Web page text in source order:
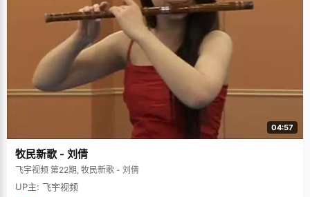
04:57
牧民新歌 - 刘倩
飞宇视频 第22期, 牧民新歌 - 刘倩
UP主: 飞宇视频